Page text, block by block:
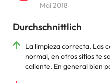
Mai 2018
Durchschnittlich
La limpieza correcta. Las
normal, en otros sitios te
caliente. En general bien